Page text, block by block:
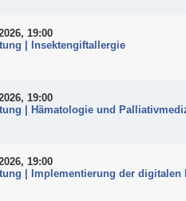
19:00
| Insektengiftallergie
19:00
| Hämatologie und
19:00
| Implementierung der digitalen